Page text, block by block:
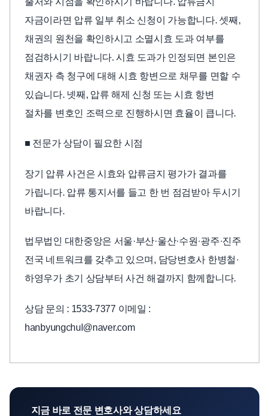
자금이라면 압류 일부 취소 신청이 가능합니다. 셋째,
채권의 원천을 확인하시고 소멸시효 도과 여부를
점검하시기 바랍니다. 시효 도과가 인정되면 본인은
채권자 측 청구에 대해 시효 항변으로 채무를 면할 수
있습니다. 넷째, 압류 해제 신청 또는 시효 항변
절차를 변호인 조력으로 진행하시면 효율이 큽니다.
■ 전문가 상담이 필요한 시점
장기 압류 사건은 시효와 압류금지 평가가 결과를
가립니다. 압류 통지서를 들고 한 번 점검받아 두시기
바랍니다.
법무법인 대한중앙은 서울·부산·울산·수원·광주·진주
전국 네트워크를 갖추고 있으며, 담당변호사 한병철·
하영우가 초기 상담부터 사건 해결까지 함께합니다.
상담 문의 : 1533-7377 이메일 :
hanbyungchul@naver.com
지금 바로 전문 변호사와 상담하세요